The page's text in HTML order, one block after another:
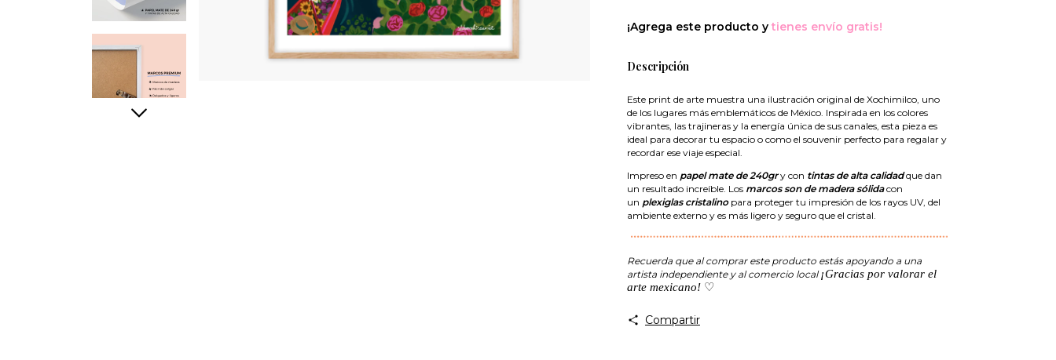
¡Agrega este producto ytienes envío gratis!
Descripción
Este print de arte muestra una ilustración original de Xochimilco, uno
de los lugares más emblemáticos de México. Inspirada en los colores
vibrantes, las trajineras y la energía única de sus canales, esta pieza es
ideal para decorar tu espacio o como el souvenir perfecto para regalar y
recordar ese viaje especial.
Impreso en papel mate de 240gry con tintas de alta calidadque dan
un resultado increíble. Los marcos son de madera sólidacon
un plexiglas cristalinopara proteger tu impresión de los rayos UV, del
ambiente externo y es más ligero y seguro que el cristal.
Recuerda que al comprar este producto estás apoyando a una
artista independiente y al comercio local ¡Gracias por valorar el
arte mexicano! ♡
Compartir